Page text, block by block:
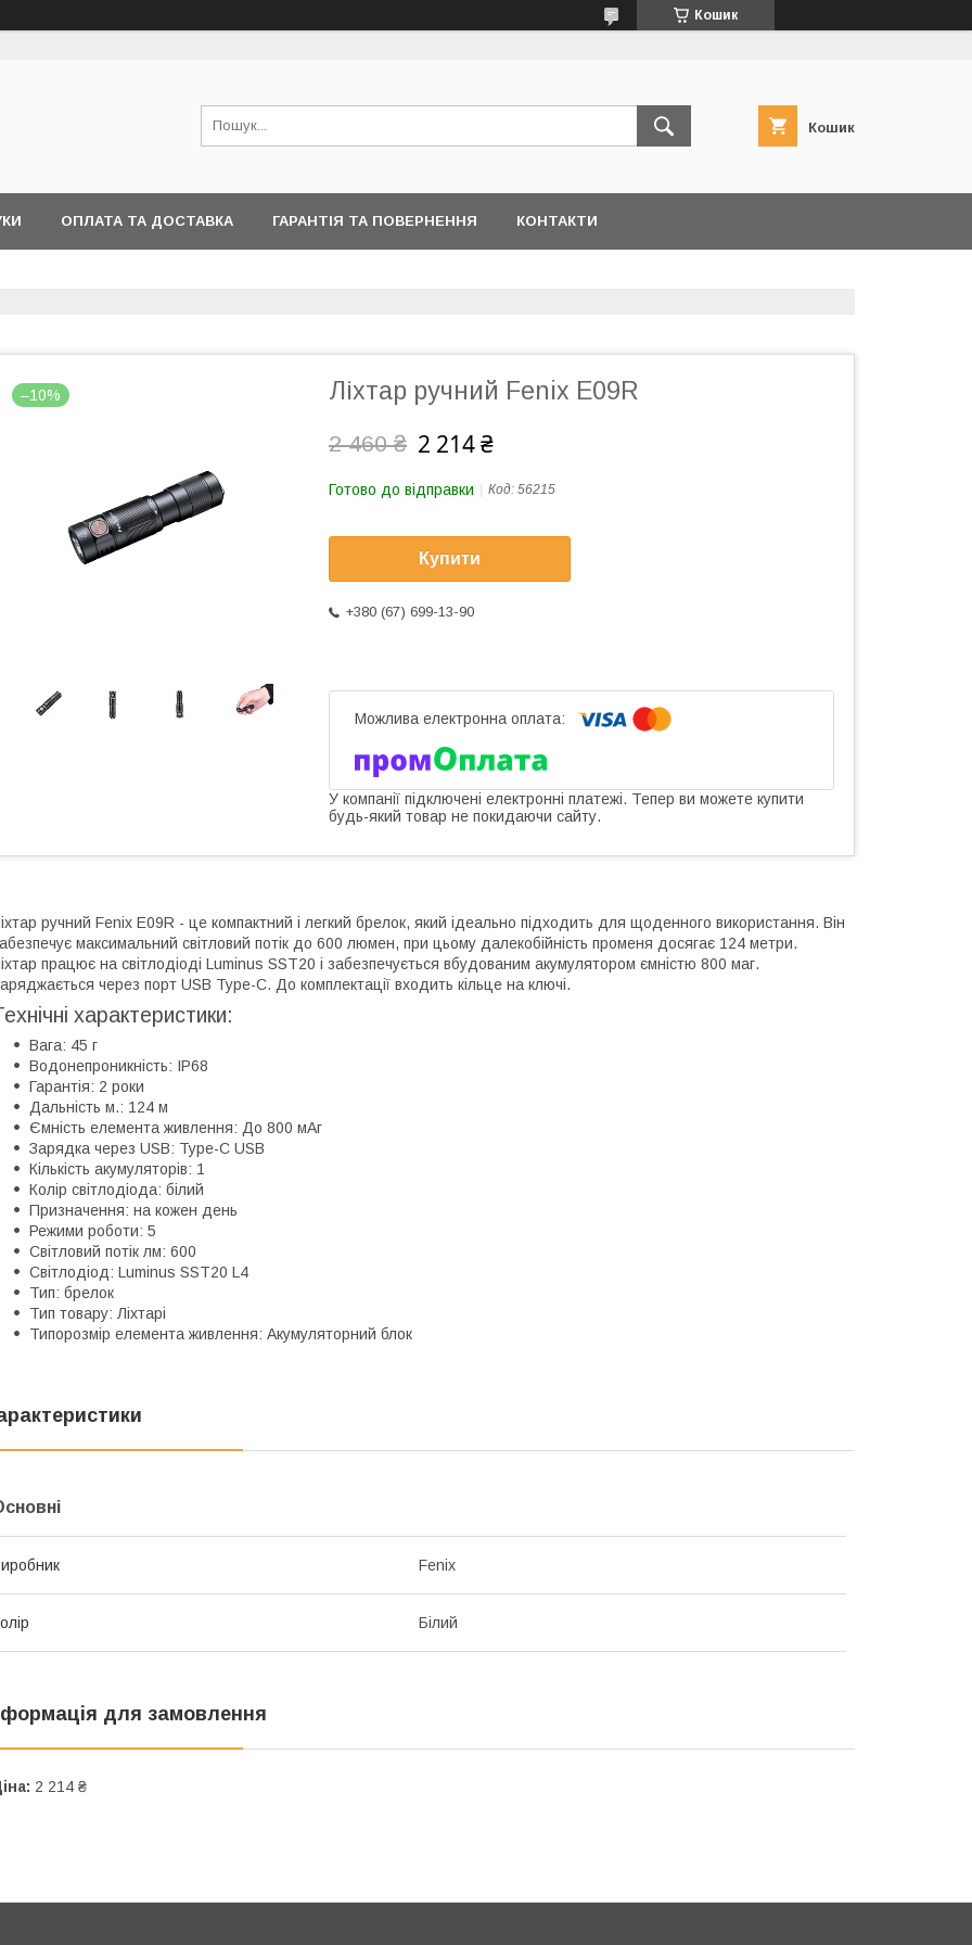
Кошик
Кошик
ОПЛАТА ТА ДОСТАВКА ГАРАНТІЯ ТА ПОВЕРНЕННЯ КОНТАКТИ
–10% Ліхтар ручний Fenix E09R
2 460 ₴ 2 214 ₴
Готово до відправки Код: 56215
Купити
+380 (67) 699-13-90
У компанії підключені електронні платежі. Тепер ви можете купити
будь-який товар не покидаючи сайту.
ручний Fenix E09R - це компактний і легкий брелок, який ідеально підходить для щоденного використання. Він
максимальний світловий потік до 600 люмен, при цьому далекобійність променя досягає 124 метри.
працює на світлодіоді Luminus SST20 і забезпечується вбудованим акумулятором ємністю 800 маг.
через порт USB Type-C. До комплектації входить кільце на ключі.
характеристики:
Вага: 45 г
Водонепроникність: IP68
Гарантія: 2 роки
Дальність м.: 124 м
Ємність елемента живлення: До 800 мАг
Зарядка через USB: Type-C USB
Кількість акумуляторів: 1
Колір світлодіода: білий
Призначення: на кожен день
Режими роботи: 5
Світловий потік лм: 600
Світлодіод: Luminus SST20 L4
Тип: брелок
Тип товару: Ліхтарі
Типорозмір елемента живлення: Акумуляторний блок
Fenix
Білий
для замовлення
2 214 ₴